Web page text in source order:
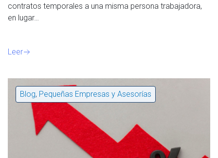
contratos temporales a una misma persona trabajadora,
en lugar…
Leer
Blog, Pequeñas Empresas y Asesorías